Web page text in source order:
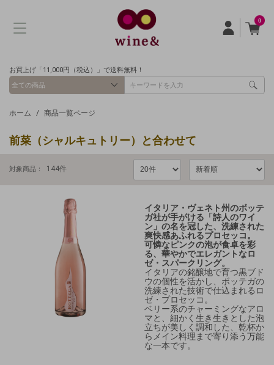
0
お買上げ「11,000円（税込）」で送料無料！
ホーム 商品一覧ページ
前菜（シャルキュトリー）と合わせて
対象商品： 144件
イタリア・ヴェネト州のボッテ
ガ社が手がける 「詩人のワイ
ン」の名を冠した、洗練された
爽快感あふれるプロセッコ。
可憐なピンクの泡が食卓を彩
る、華やかでエレガントなロ
ゼ・スパークリング。
イタリアの銘醸地で育つ黒ブド
ウの個性を活かし、ボッテガの
洗練された技術で仕込まれるロ
ゼ・プロセッコ。
ベリー系のチャーミングなアロ
マと、細かく生き生きとした泡
立ちが美しく調和した、乾杯か
らメイン料理まで寄り添う万能
な一本です。